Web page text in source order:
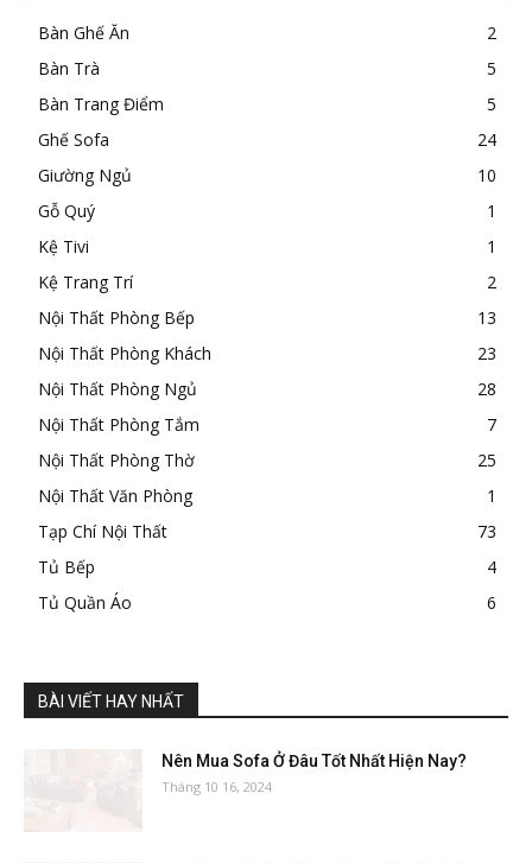
Bàn Ghế Ăn
2
Bàn Trà
5
Bàn Trang Điểm
5
Ghế Sofa
24
Giường Ngủ
10
Gỗ Quý
1
Kệ Tivi
1
Kệ Trang Trí
2
Nội Thất Phòng Bếp
13
Nội Thất Phòng Khách
23
Nội Thất Phòng Ngủ
28
Nội Thất Phòng Tắm
7
Nội Thất Phòng Thờ
25
Nội Thất Văn Phòng
1
Tạp Chí Nội Thất
73
Tủ Bếp
4
Tủ Quần Áo
6
BÀI VIẾT HAY NHẤT
Nên Mua Sofa Ở Đâu Tốt Nhất Hiện Nay?
Tháng 10 16, 2024